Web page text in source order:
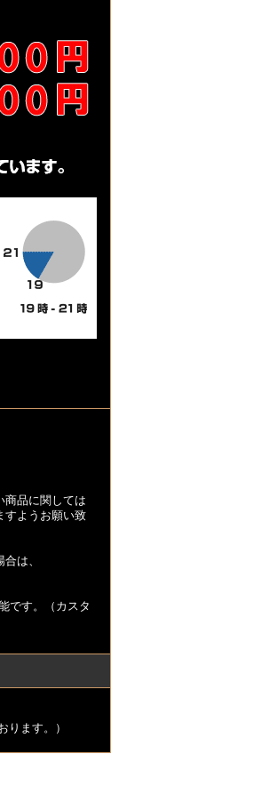
商品に関しては
すようお願い致
は、
です。（カスタ
ます。）